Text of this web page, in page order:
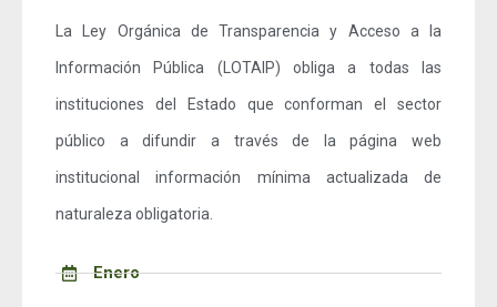
La Ley Orgánica de Transparencia y Acceso a la
Información Pública (LOTAIP) obliga a todas las
instituciones del Estado que conforman el sector
público a difundir a través de la página web
institucional información mínima actualizada de
naturaleza obligatoria.
Enero